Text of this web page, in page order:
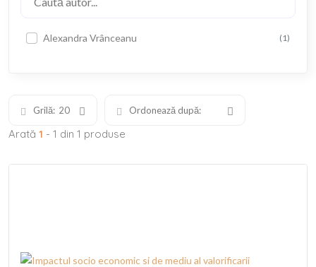
Alexandra Vrânceanu (1)
Grilă: 20 Ordonează după:
Arată 1 - 1 din 1 produse